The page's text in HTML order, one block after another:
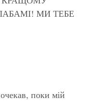
МИ ТЕБЕ
поки мій